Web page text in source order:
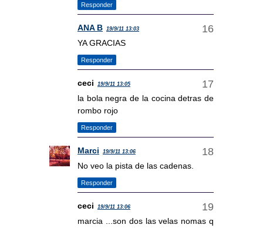
Responder
ANA B 19/9/11 13:03
YA GRACIAS
Responder
ceci 19/9/11 13:05
la bola negra de la cocina detras de
rombo rojo
Responder
Marci 19/9/11 13:06
No veo la pista de las cadenas.
Responder
ceci 19/9/11 13:06
marcia ...son dos las velas nomas q